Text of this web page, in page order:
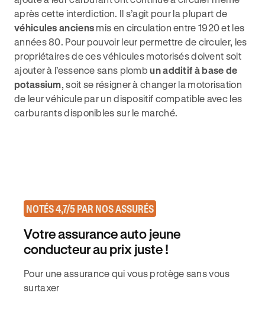
après cette interdiction. Il s’agit pour la plupart de
véhicules anciens mis en circulation entre 1920 et les
années 80. Pour pouvoir leur permettre de circuler, les
propriétaires de ces véhicules motorisés doivent soit
ajouter à l’essence sans plombun additif à base de
potassium, soit se résigner à changer la motorisation
de leur véhicule par un dispositif compatible avec les
carburants disponibles sur le marché.
NOTÉS 4,7/5 PAR NOS ASSURÉS
Votre assurance auto jeune
conducteur au prix juste !
Pour une assurance qui vous protège sans vous
surtaxer